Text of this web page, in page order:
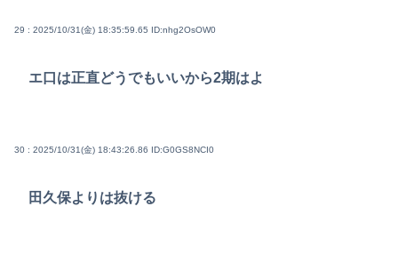
29 : 2025/10/31(金) 18:35:59.65 ID:nhg2OsOW0
エ口は正直どうでもいいから2期はよ
30 : 2025/10/31(金) 18:43:26.86 ID:G0GS8NCI0
田久保よりは抜ける